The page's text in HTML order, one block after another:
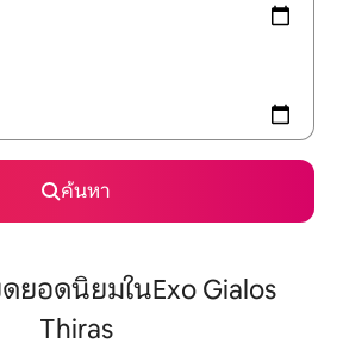
ค้นหา
อดนิยมในExo Gialos
Thiras